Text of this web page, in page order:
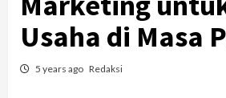
Usaha di Masa
5 years ago Redaksi